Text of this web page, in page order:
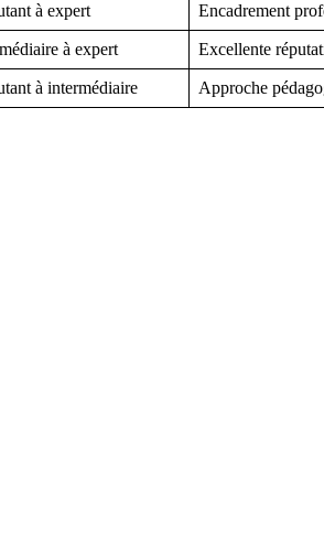
à expert Encadrement
à expert Excellente
à intermédiaire Approche